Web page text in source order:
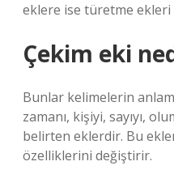
eklere ise türetme ekleri
Çekim eki
Bunlar kelimelerin
zamanı, kişiyi, sayıyı,
belirten eklerdir. Bu
özelliklerini değiştirir.